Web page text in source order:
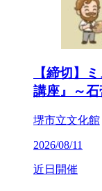
【締切】
講座』～
堺市立文化館
2026/08/11
近日開催